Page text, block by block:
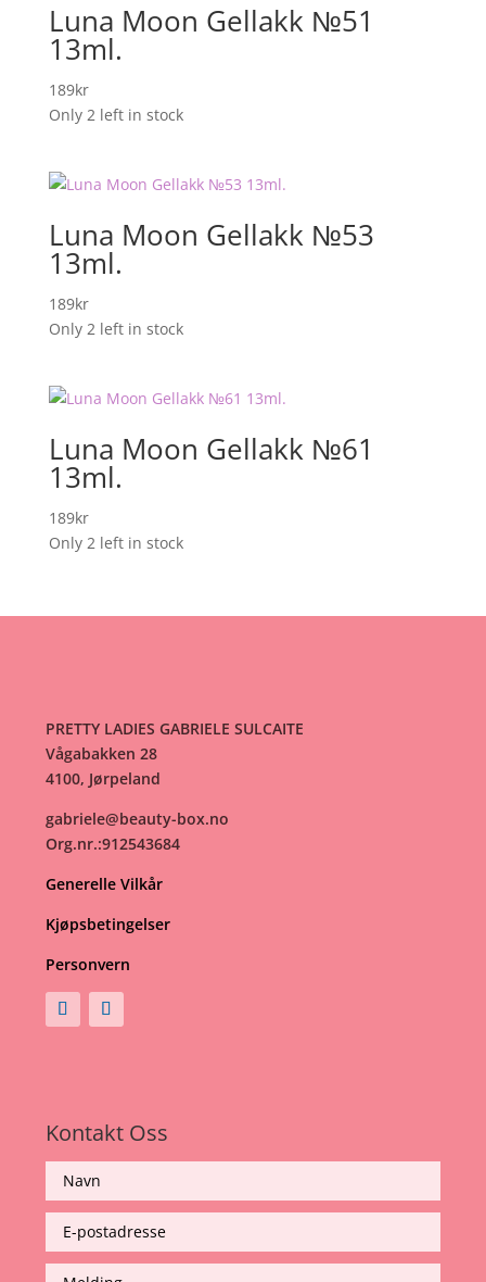
Luna Moon Gellakk №51
13ml.
189kr
Only 2 left in stock
Luna Moon Gellakk №53
13ml.
189kr
Only 2 left in stock
Luna Moon Gellakk №61
13ml.
189kr
Only 2 left in stock
PRETTY LADIES GABRIELE SULCAITE
Vågabakken 28
4100, Jørpeland
gabriele@beauty-box.no
Org.nr.:912543684
Generelle Vilkår
Kjøpsbetingelser
Personvern
Kontakt Oss